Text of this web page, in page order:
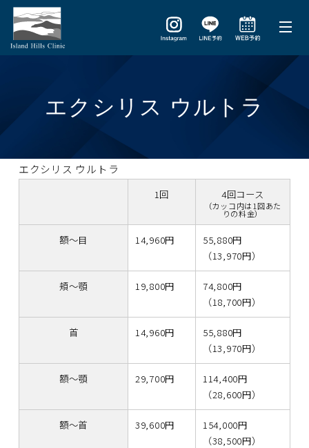
エクシリス ウルトラ
エクシリス ウルトラ
1回 4回コース
（カッコ内は1回あた
りの料金）
額〜目 14,960円
55,880円
（13,970円）
頬〜顎 19,800円
74,800円
（18,700円）
首 14,960円
55,880円
（13,970円）
額〜顎 29,700円
114,400円
（28,600円）
額〜首 39,600円
154,000円
（38,500円）